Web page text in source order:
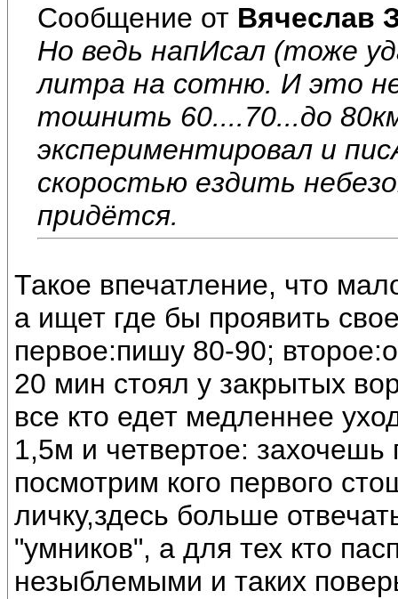
Сообщение от Вячеслав
Но ведь напИсал (тоже
литра на сотню. И это
тошнить 60....70...до
экспериментировал и
скоростью ездить
придётся.
Такое впечатление, что
а ищет где бы проявить
первое:пишу 80-90;
20 мин стоял у закрытых
все кто едет медленнее
1,5м и четвертое: захочешь
посмотрим кого первого
личку,здесь больше
"умников", а для тех кто
незыблемыми и таких